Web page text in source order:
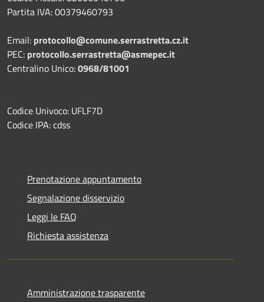
Partita IVA: 00379460793
Email: protocollo@comune.serrastretta.cz.it
PEC: protocollo.serrastretta@asmepec.it
Centralino Unico:0968/81001
Codice Univoco: UFLF7D
Codice IPA: cdss
Prenotazione appuntamento
Segnalazione disservizio
Leggi le FAQ
Richiesta assistenza
Amministrazione trasparente